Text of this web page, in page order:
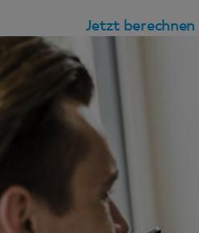
Jetzt berechnen